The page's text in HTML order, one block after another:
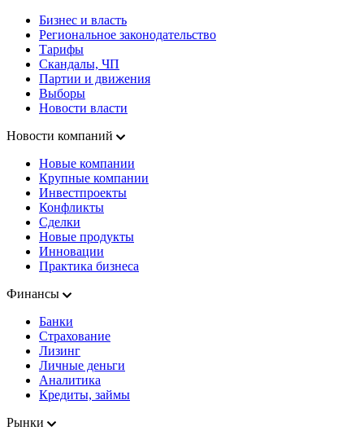
Бизнес и власть
Региональное законодательство
Тарифы
Скандалы, ЧП
Партии и движения
Выборы
Новости власти
Новости компаний
Новые компании
Крупные компании
Инвестпроекты
Конфликты
Сделки
Новые продукты
Инновации
Практика бизнеса
Финансы
Банки
Страхование
Лизинг
Личные деньги
Аналитика
Кредиты, займы
Рынки